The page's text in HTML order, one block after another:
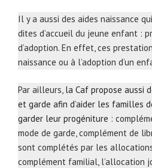
Il y a aussi des aides naissance
dites d’accueil du jeune enfant :
d’adoption. En effet, ces
naissance ou à l’adoption d’un
Par ailleurs, la Caf propose aussi
et garde afin d’aider les familles
garder leur progéniture :
mode de garde, complément de
sont complétés par les
complément familial, l’allocation